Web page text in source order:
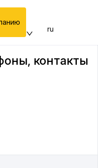
ru
контакты